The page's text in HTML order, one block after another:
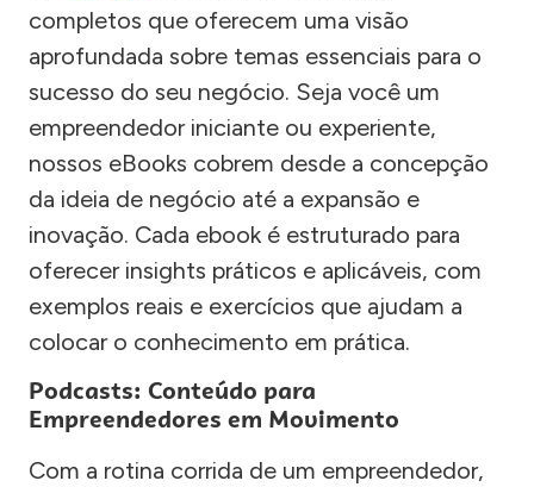
completos que oferecem uma visão
aprofundada sobre temas essenciais para o
sucesso do seu negócio. Seja você um
empreendedor iniciante ou experiente,
nossos eBooks cobrem desde a concepção
da ideia de negócio até a expansão e
inovação. Cada ebook é estruturado para
oferecer insights práticos e aplicáveis, com
exemplos reais e exercícios que ajudam a
colocar o conhecimento em prática.
Podcasts: Conteúdo para
Empreendedores em Movimento
Com a rotina corrida de um empreendedor,